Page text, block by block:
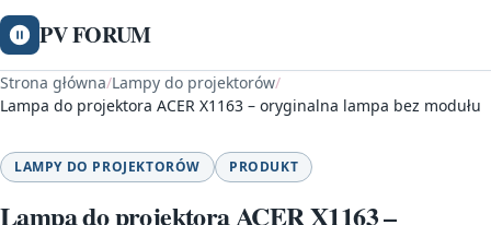
PV FORUM
Strona główna/Lampy do projektorów/
Lampa do projektora ACER X1163 – oryginalna lampa bez modułu
LAMPY DO PROJEKTORÓW PRODUKT
Lampa do projektora ACER X1163 –